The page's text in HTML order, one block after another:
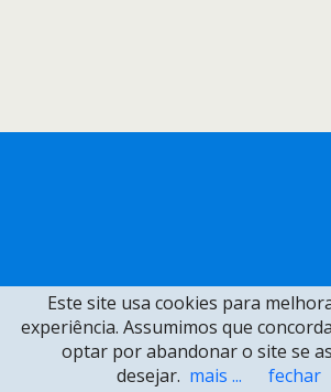
Este site usa cookies para
experiência. Assumimos que
optar por abandonar o site se
desejar. mais ... fechar